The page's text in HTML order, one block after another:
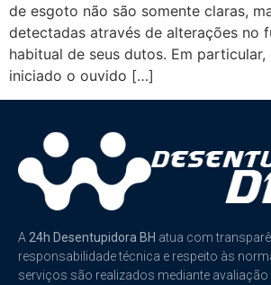
de esgoto não são somente claras,
detectadas através de alterações no
habitual de seus dutos. Em particular,
iniciado o ouvido […]
A 24h Desentupidora BH atua com
responsabilidade técnica e respeito às
serviços são realizados mediante